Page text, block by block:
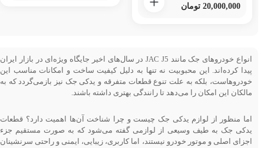
20,000,000 تومان
انواع خودروهای جک مانند JAC J5 در سال‌های اخیر جایگاه ویژه‌ای در بازار ایران
پیدا کرده‌اند. این محبوبیت نه تنها به دلیل کیفیت ساخت و امکانات مناسب این
خودروهاست، بلکه به علت تنوع قطعات متفرقه و یدکی جک نیز بازمی‌گردد که به
مالکان این امکان را می‌دهد تا رانندگی بهتری داشته باشند.
اما منظور از لوازم یدکی جک چیست و چرا شناخت آن‌ها اهمیت دارد؟ قطعات
یدکی جک به طیف وسیعی از لوازمی گفته می‌شود که به صورت مستقیم جزء
اجزای اصلی و موتور خودرو نیستند، اما کاربری، زیبایی، ایمنی و راحتی سرنشینان